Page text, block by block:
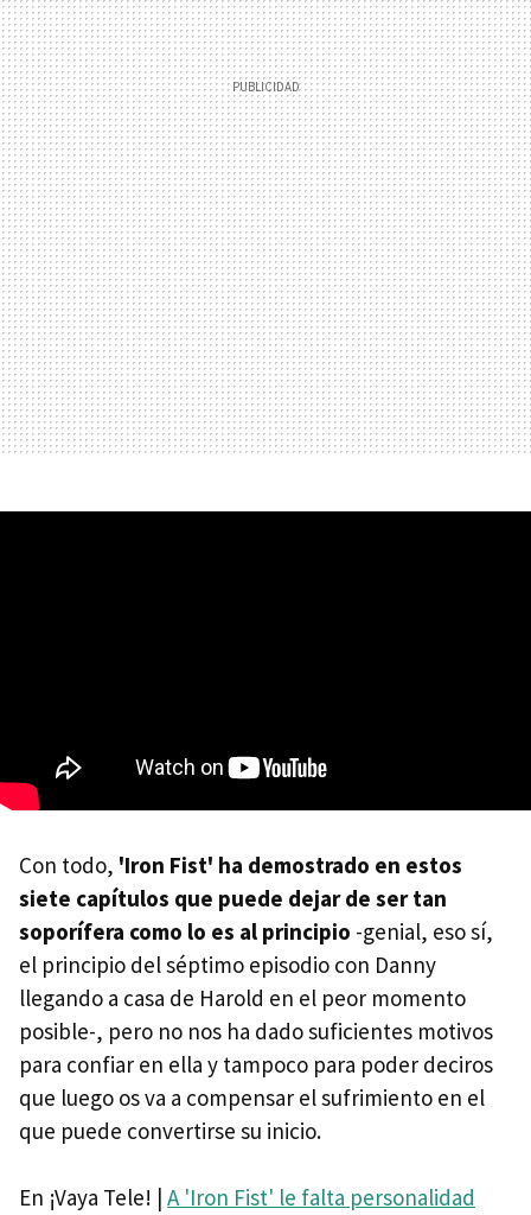
Con todo, 'Iron Fist' ha demostrado en estos
siete capítulos que puede dejar de ser tan
soporífera como lo es al principio -genial, eso sí,
el principio del séptimo episodio con Danny
llegando a casa de Harold en el peor momento
posible-, pero no nos ha dado suficientes motivos
para confiar en ella y tampoco para poder deciros
que luego os va a compensar el sufrimiento en el
que puede convertirse su inicio.
En ¡Vaya Tele! | A 'Iron Fist' le falta personalidad